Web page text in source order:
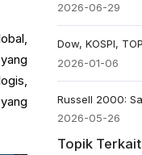
2026-06-29
2026-01-06
2026-05-26
Topik Terkait